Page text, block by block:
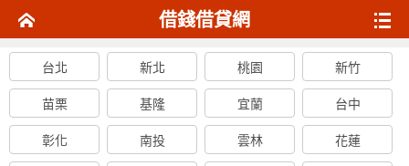
借錢借貸網
台北 新北 桃園
新竹
苗栗
基隆 宜蘭
台中
彰化
南投 雲林
花蓮